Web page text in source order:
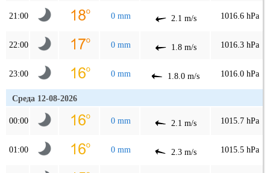
21:00 0 mm 2.1 m/s 1016.6 hPa
22:00 0 mm 1.8 m/s 1016.3 hPa
23:00 0 mm 1.8.0 m/s 1016.0 hPa
Среда 12-08-2026
00:00 0 mm 2.1 m/s 1015.7 hPa
01:00 0 mm 2.3 m/s 1015.5 hPa